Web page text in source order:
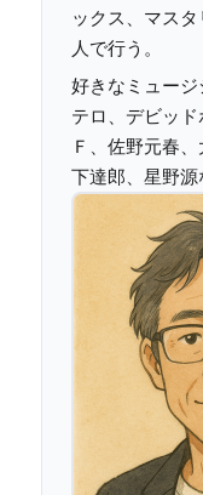
ックス、マス
人で行う。
好きなミュー
テロ、デビッ
Ｆ、佐野元春
下達郎、星野源